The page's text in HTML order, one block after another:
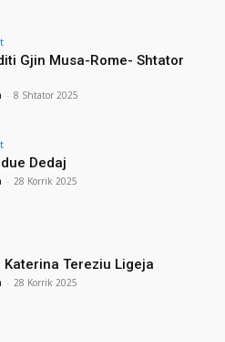
Gjin Musa-Rome- Shtator
- 8 Shtator 2025
Dedaj
- 28 Korrik 2025
Katerina Tereziu Ligeja
- 28 Korrik 2025